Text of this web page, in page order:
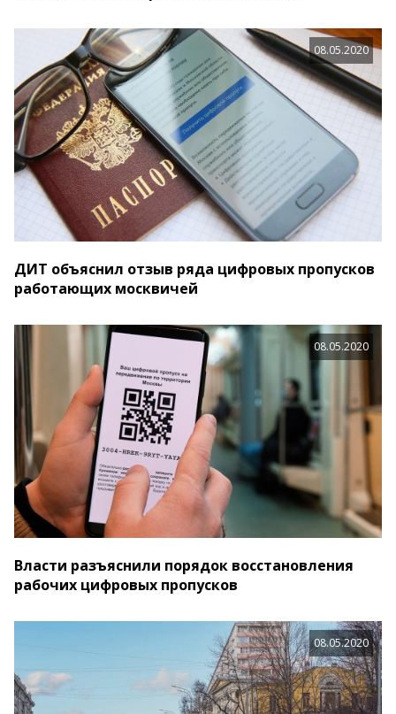
08.05.2020
ДИТ объяснил отзыв ряда цифровых пропусков
работающих москвичей
08.05.2020
Власти разъяснили порядок восстановления
рабочих цифровых пропусков
08.05.2020